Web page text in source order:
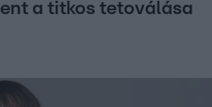
a titkos tetoválása